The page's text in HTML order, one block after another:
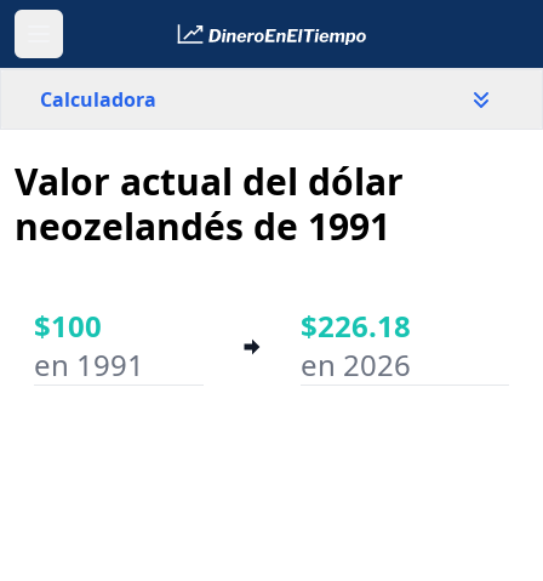
Calculadora
Nueva Zelanda
País
Año inicial
Valor actual del dólar
neozelandés de 1991
$100
en 1991
$226.18
en 2026